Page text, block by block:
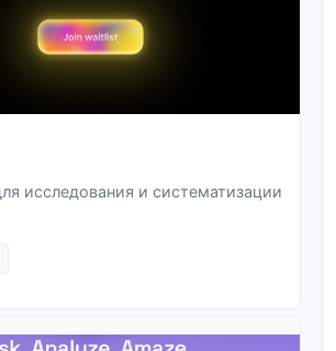
исследования и систематизации